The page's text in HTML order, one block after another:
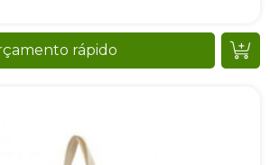
rápido